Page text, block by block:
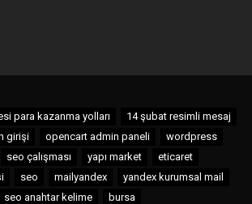
para kazanma yolları
14 şubat resimli mesaj
girişi
opencart admin paneli
wordpress
seo çalışması yapı market
eticaret
seo mailyandex
yandex kurumsal mail
seo anahtar kelime
bursa